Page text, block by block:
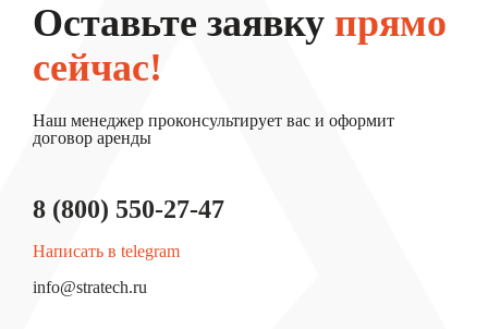
Оставьте заявку прямо
сейчас!
Наш менеджер проконсультирует вас и оформит
договор аренды
8 (800) 550-27-47
Написать в telegram
info@stratech.ru